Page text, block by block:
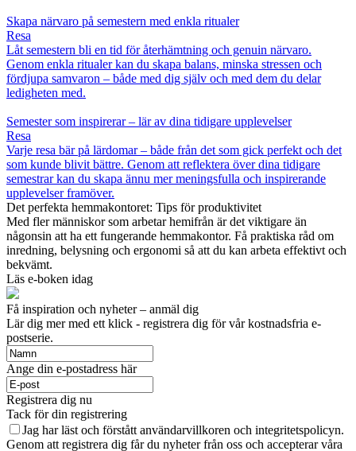
Skapa närvaro på semestern med enkla ritualer
Resa
Låt semestern bli en tid för återhämtning och genuin närvaro.
Genom enkla ritualer kan du skapa balans, minska stressen och
fördjupa samvaron – både med dig själv och med dem du delar
ledigheten med.
Semester som inspirerar – lär av dina tidigare upplevelser
Resa
Varje resa bär på lärdomar – både från det som gick perfekt och det
som kunde blivit bättre. Genom att reflektera över dina tidigare
semestrar kan du skapa ännu mer meningsfulla och inspirerande
upplevelser framöver.
Det perfekta hemmakontoret: Tips för produktivitet
Med fler människor som arbetar hemifrån är det viktigare än
någonsin att ha ett fungerande hemmakontor. Få praktiska råd om
inredning, belysning och ergonomi så att du kan arbeta effektivt och
bekvämt.
Läs e-boken idag
Få inspiration och nyheter – anmäl dig
Lär dig mer med ett klick - registrera dig för vår kostnadsfria e-
postserie.
Ange din e-postadress här
Registrera dig nu
Tack för din registrering
Jag har läst och förstått användarvillkoren och integritetspolicyn.
Genom att registrera dig får du nyheter från oss och accepterar våra